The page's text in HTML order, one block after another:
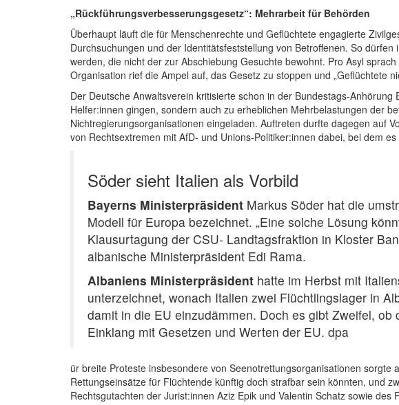
„Rückführungsverbesserungsgesetz“: Mehrarbeit für Behörden
Überhaupt läuft die für Menschenrechte und Geflüchtete engagierte
Durchsuchungen und der Identitätsfeststellung von Betroffenen. So
werden, die nicht der zur Abschiebung Gesuchte bewohnt. Pro Asyl
Organisation rief die Ampel auf, das Gesetz zu stoppen und „Geflüchtete
Der Deutsche Anwaltsverein kritisierte schon in der Bundestags-
Helfer:innen gingen, sondern auch zu erheblichen Mehrbelastungen der
Nichtregierungsorganisationen eingeladen. Auftreten durfte dagegen auf
von Rechtsextremen mit AfD- und Unions-Politiker:innen dabei, bei dem
Söder sieht Italien als Vorbild
Bayerns Ministerpräsident Markus Söder hat die
Modell für Europa bezeichnet. „Eine solche Lösung
Klausurtagung der CSU- Landtagsfraktion in Kloster
albanische Ministerpräsident Edi Rama.
Albaniens Ministerpräsident hatte im Herbst mit
unterzeichnet, wonach Italien zwei Flüchtlingslager in
damit in die EU einzudämmen. Doch es gibt Zweifel,
Einklang mit Gesetzen und Werten der EU. dpa
ür breite Proteste insbesondere von Seenotrettungsorganisationen
Rettungseinsätze für Flüchtende künftig doch strafbar sein könnten, und
Rechtsgutachten der Jurist:innen Aziz Epik und Valentin Schatz sowie